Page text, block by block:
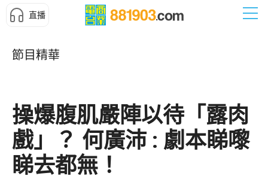
直播
節目精華
操爆腹肌嚴陣以待「露肉
戲」？ 何廣沛 : 劇本睇嚟
睇去都無！